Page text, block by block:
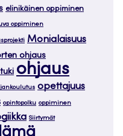
elinikäinen oppiminen
oppiminen
Monialaisuus
ohjaus
ohjaus
opettajuus
opintopolku oppiminen
Siirtymät